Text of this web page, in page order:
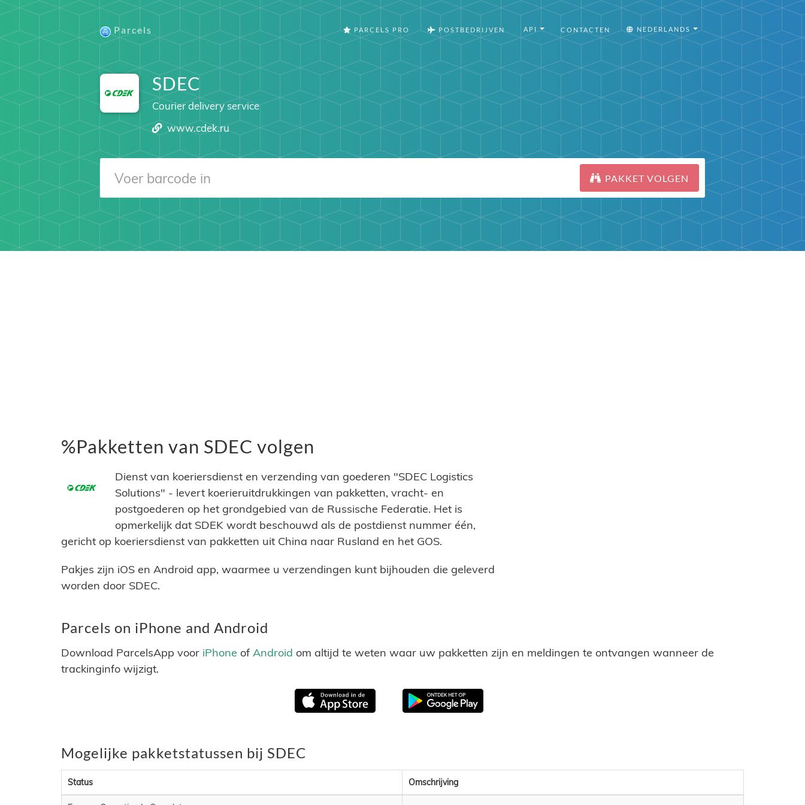
Parcels PARCELS PRO POSTBEDRIJVEN API CONTACTEN NEDERLANDS
SDEC
Courier delivery service
www.cdek.ru
PAKKET VOLGEN
%Pakketten van SDEC volgen
Dienst van koeriersdienst en verzending van goederen "SDEC Logistics
Solutions" - levert koerieruitdrukkingen van pakketten, vracht- en
postgoederen op het grondgebied van de Russische Federatie. Het is
opmerkelijk dat SDEK wordt beschouwd als de postdienst nummer één,
gericht op koeriersdienst van pakketten uit China naar Rusland en het GOS.
Pakjes zijn iOS en Android app, waarmee u verzendingen kunt bijhouden die geleverd
worden door SDEC.
Parcels on iPhone and Android
Download ParcelsApp voor iPhone of Android om altijd te weten waar uw pakketten zijn en meldingen te ontvangen wanneer de
trackinginfo wijzigt.
Mogelijke pakketstatussen bij SDEC
Status Omschrijving